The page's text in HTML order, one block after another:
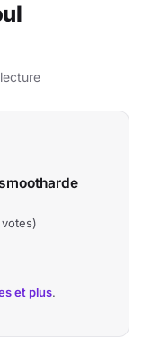
votes)
et plus.